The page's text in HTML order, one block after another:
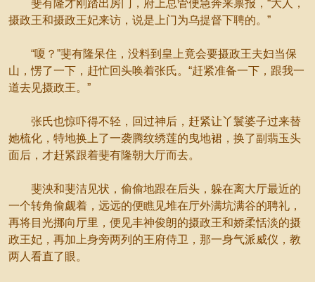
斐有隆才刚踏出房门，府上总管便急奔来禀报，“大人，
摄政王和摄政王妃来访，说是上门为乌提督下聘的。”
“嗄？”斐有隆呆住，没料到皇上竟会要摄政王夫妇当保
山，愣了一下，赶忙回头唤着张氏。“赶紧准备一下，跟我一
道去见摄政王。”
张氏也惊吓得不轻，回过神后，赶紧让丫鬟婆子过来替
她梳化，特地换上了一袭腾纹绣莲的曳地裙，换了副翡玉头
面后，才赶紧跟着斐有隆朝大厅而去。
斐泱和斐洁见状，偷偷地跟在后头，躲在离大厅最近的
一个转角偷觑着，远远的便瞧见堆在厅外满坑满谷的聘礼，
再将目光挪向厅里，便见丰神俊朗的摄政王和娇柔恬淡的摄
政王妃，再加上身旁两列的王府侍卫，那一身气派威仪，教
两人看直了眼。